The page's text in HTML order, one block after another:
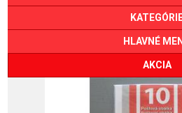
HLAVNÉ
AKCIA